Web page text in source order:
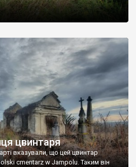
цвинтаря
вказували, що цей цвинтар
cmentarz w Jampolu. Таким він